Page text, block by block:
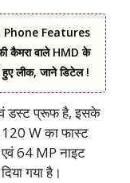
Phone Features
कैमरा वाले HMD के
लीक, जाने डिटेल !
डस्ट प्रूफ है, इसके
W का फास्ट
एवं 64 MP नाइट
गया है।